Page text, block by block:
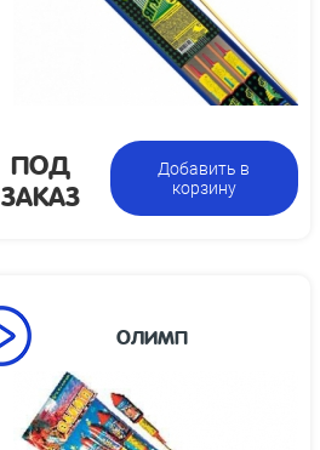
Вес упаковки,
0.5
Цена указана
Упаковка из 6 ракет с
ПОД
ЗАКАЗ
Добавить в
корзину
ОЛИМП